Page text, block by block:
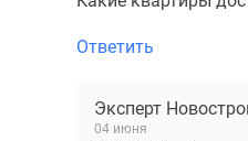
Ответить
Эксперт
04 июня